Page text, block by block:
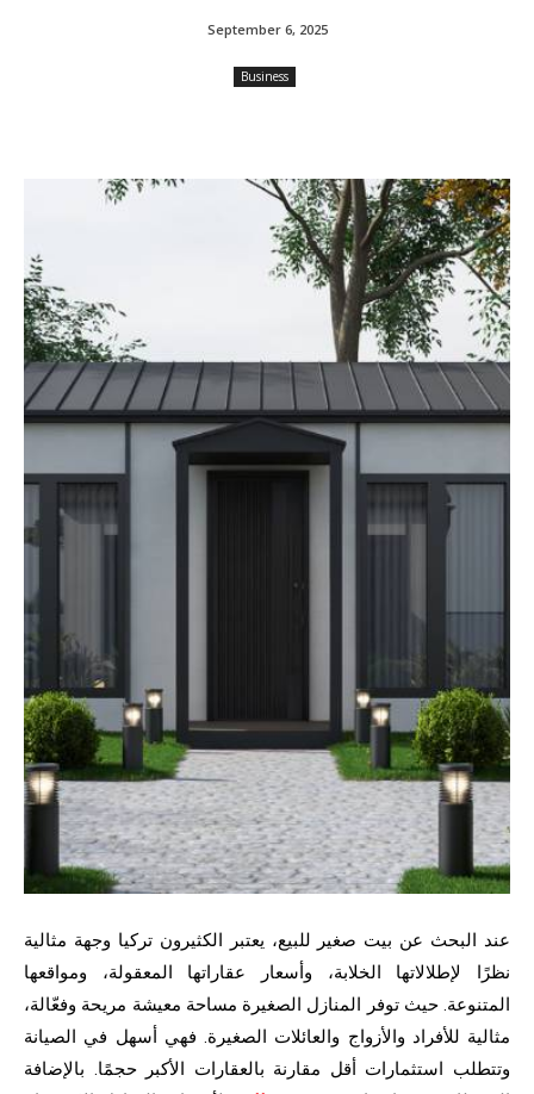
September 6, 2025
Business
عند البحث عن بيت صغير للبيع، يعتبر الكثيرون تركيا وجهة مثالية
نظرًا لإطلالاتها الخلابة، وأسعار عقاراتها المعقولة، ومواقعها
المتنوعة. حيث توفر المنازل الصغيرة مساحة معيشة مريحة وفعّالة،
مثالية للأفراد والأزواج والعائلات الصغيرة. فهي أسهل في الصيانة
وتتطلب استثمارات أقل مقارنة بالعقارات الأكبر حجمًا. بالإضافة